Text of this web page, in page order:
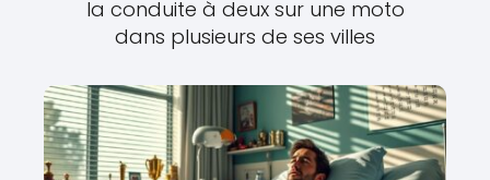
la conduite à deux sur une moto
dans plusieurs de ses villes